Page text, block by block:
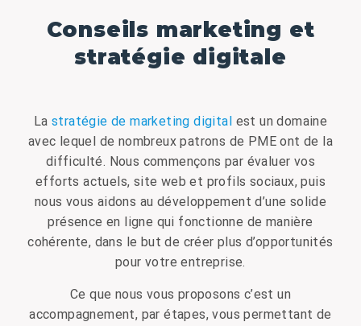
Conseils marketing et
stratégie digitale
Lastratégie de marketing digital est un domaine
avec lequel de nombreux patrons de PME ont de la
difficulté. Nous commençons par évaluer vos
efforts actuels, site web et profils sociaux, puis
nous vous aidons au développement d’une solide
présence en ligne qui fonctionne de manière
cohérente, dans le but de créer plus d’opportunités
pour votre entreprise.
Ce que nous vous proposons c’est un
accompagnement, par étapes, vous permettant de